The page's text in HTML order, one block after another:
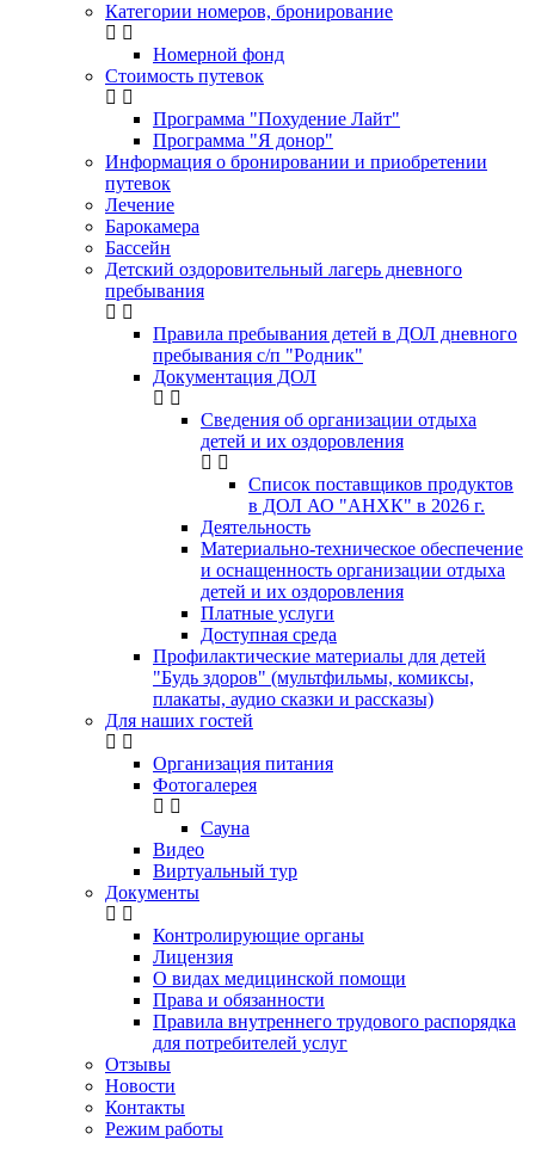
Категории номеров, бронирование
Номерной фонд
Стоимость путевок
Программа "Похудение Лайт"
Программа "Я донор"
Информация о бронировании и приобретении
путевок
Лечение
Барокамера
Бассейн
Детский оздоровительный лагерь дневного
пребывания
Правила пребывания детей в ДОЛ дневного
пребывания с/п "Родник"
Документация ДОЛ
Сведения об организации отдыха
детей и их оздоровления
Список поставщиков продуктов
в ДОЛ АО "АНХК" в 2026 г.
Деятельность
Материально-техническое обеспечение
и оснащенность организации отдыха
детей и их оздоровления
Платные услуги
Доступная среда
Профилактические материалы для детей
"Будь здоров" (мультфильмы, комиксы,
плакаты, аудио сказки и рассказы)
Для наших гостей
Организация питания
Фотогалерея
Сауна
Видео
Виртуальный тур
Документы
Контролирующие органы
Лицензия
О видах медицинской помощи
Права и обязанности
Правила внутреннего трудового распорядка
для потребителей услуг
Отзывы
Новости
Контакты
Режим работы